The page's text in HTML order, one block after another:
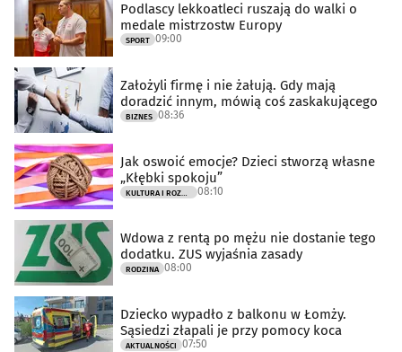
Podlascy lekkoatleci ruszają do walki o
medale mistrzostw Europy
SPORT 09:00
Założyli firmę i nie żałują. Gdy mają
doradzić innym, mówią coś zaskakującego
BIZNES 08:36
Jak oswoić emocje? Dzieci stworzą własne
„Kłębki spokoju”
KULTURA I ROZRYWKA 08:10
Wdowa z rentą po mężu nie dostanie tego
dodatku. ZUS wyjaśnia zasady
RODZINA 08:00
Dziecko wypadło z balkonu w Łomży.
Sąsiedzi złapali je przy pomocy koca
AKTUALNOŚCI 07:50